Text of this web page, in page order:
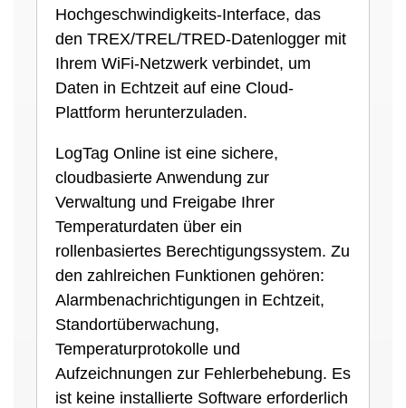
Hochgeschwindigkeits-Interface, das
den TREX/TREL/TRED-Datenlogger mit
Ihrem WiFi-Netzwerk verbindet, um
Daten in Echtzeit auf eine Cloud-
Plattform herunterzuladen.
LogTag Online ist eine sichere,
cloudbasierte Anwendung zur
Verwaltung und Freigabe Ihrer
Temperaturdaten über ein
rollenbasiertes Berechtigungssystem. Zu
den zahlreichen Funktionen gehören:
Alarmbenachrichtigungen in Echtzeit,
Standortüberwachung,
Temperaturprotokolle und
Aufzeichnungen zur Fehlerbehebung. Es
ist keine installierte Software erforderlich